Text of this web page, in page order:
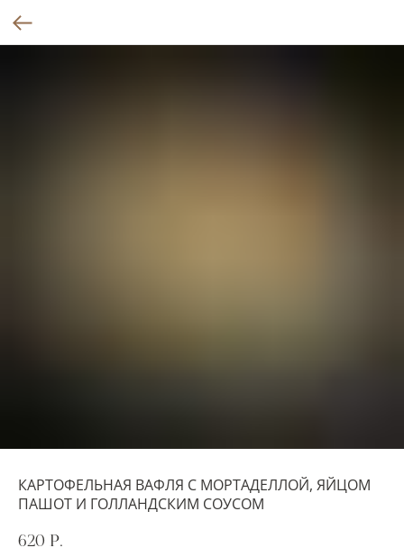
КАРТОФЕЛЬНАЯ ВАФЛЯ С МОРТАДЕЛЛОЙ, ЯЙЦОМ
ПАШОТ И ГОЛЛАНДСКИМ СОУСОМ
620 р.